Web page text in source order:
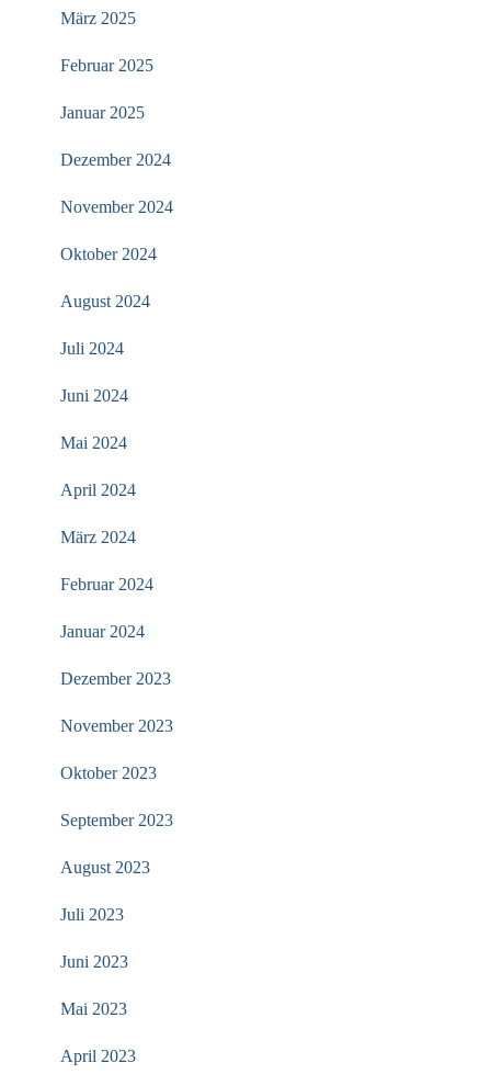
März 2025
Februar 2025
Januar 2025
Dezember 2024
November 2024
Oktober 2024
August 2024
Juli 2024
Juni 2024
Mai 2024
April 2024
März 2024
Februar 2024
Januar 2024
Dezember 2023
November 2023
Oktober 2023
September 2023
August 2023
Juli 2023
Juni 2023
Mai 2023
April 2023